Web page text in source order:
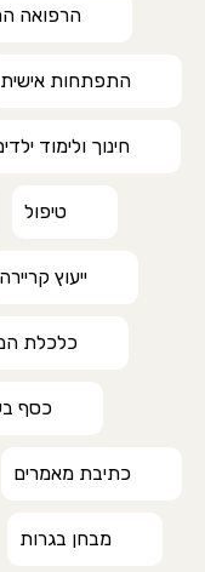
הרפואה
התפתחות אישית
חינוך ולימוד
טיפול
ייעוץ קריירה
כלכלת
כסף
כתיבת מאמרים
מבחן בגרות